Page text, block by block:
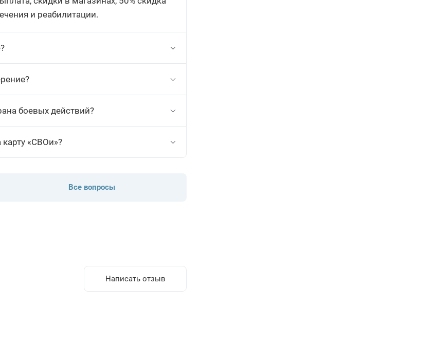
и реабилитации.
боевых действий?
«СВОи»?
Все вопросы
Написать отзыв